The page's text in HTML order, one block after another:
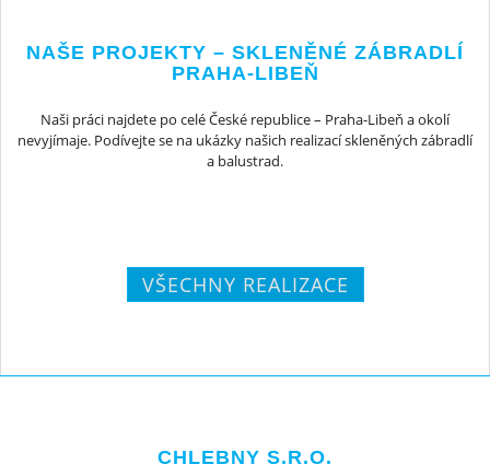
NAŠE PROJEKTY – SKLENĚNÉ ZÁBRADLÍ
PRAHA-LIBEŇ
Naši práci najdete po celé České republice – Praha-Libeň a okolí
nevyjímaje. Podívejte se na ukázky našich realizací skleněných zábradlí
a balustrad.
VŠECHNY REALIZACE
CHLEBNY S.R.O.